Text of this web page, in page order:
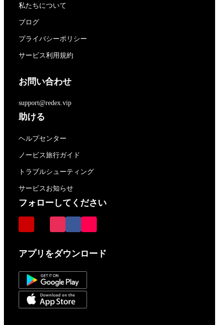
私たちについて
ブログ
プライバシーポリシー
サービス利用規約
お問い合わせ
support@redex.vip
助ける
ヘルプセンター
ノービス旅行ガイド
トラブルシューティング
サービスお知らせ
フォローしてください
アプリをダウンロード